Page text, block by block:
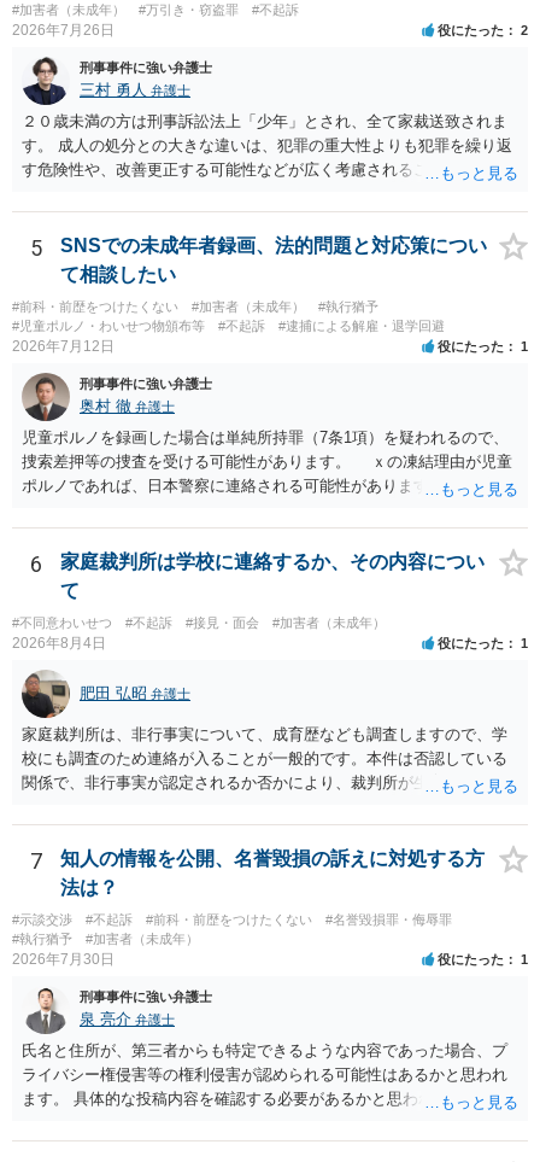
#加害者（未成年） #万引き・窃盗罪 #不起訴
2026年7月26日 役にたった 2
刑事事件に強い弁護士
三村 勇人 弁護士
２０歳未満の方は刑事訴訟法上「少年」とされ、全て家裁送致されま
す。 成人の処分との大きな違いは、犯罪の重大性よりも犯罪を繰り返
す危険性や、改善更正する可能性などが広く考慮されることです。 そ
年とされ、犯罪を犯していなくとも、不良交友等が原因で、保護観察
や少年院送致される可能性もあります。 本件生活状況が分かりません
ので、適切なアドバイスがしにくいのですが、通常初犯の自転車窃盗
で生活環境が整っていれば、審判不開始か不処分となる可能性はあり
ます。
5
SNSでの未成年者録画、法的問題と対応策につい
て相談したい
#前科・前歴をつけたくない #加害者（未成年）
#執行猶予
#児童ポルノ・わいせつ物頒布等
#不起訴 #逮捕による解雇・退学回避
2026年7月12日 役にたった 1
刑事事件に強い弁護士
奥村 徹 弁護士
児童ポルノを録画した場合は単純所持罪（7条1項）を疑われるので、
捜索差押等の捜査を受ける可能性があります。 ｘの凍結理由が児童
ポルノであれば、日本警察に連絡される可能性があります。 対応と
るなり、警察に相談するなり、検討してください
6
家庭裁判所は学校に連絡するか、その内容につい
て
#不同意わいせつ #不起訴 #接見・面会 #加害者（未成年）
2026年8月4日 役にたった 1
肥田 弘昭 弁護士
家庭裁判所は、非行事実について、成育歴なども調査しますので、学
校にも調査のため連絡が入ることが一般的です。本件は否認している
関係で、非行事実が認定されるか否かにより、裁判所が生育歴なども
ば無罪であり、非行がないのですから、その先の調査はないかと思い
ます。ご参考にしてください。
7
知人の情報を公開、名誉毀損の訴えに対処する方
法は？
#示談交渉 #不起訴 #前科・前歴をつけたくない
#名誉毀損罪・侮辱罪
#執行猶予
#加害者（未成年）
2026年7月30日 役にたった 1
刑事事件に強い弁護士
泉 亮介 弁護士
氏名と住所が、第三者からも特定できるような内容であった場合、プ
ライバシー権侵害等の権利侵害が認められる可能性はあるかと思われ
ます。 具体的な投稿内容を確認する必要があるかと思われますので、
でしょう。